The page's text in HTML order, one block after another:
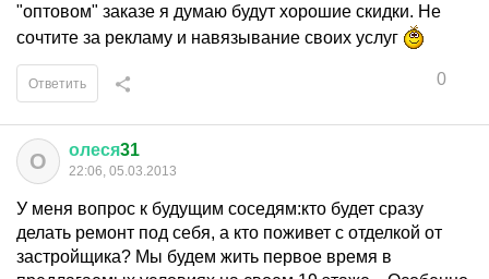
"оптовом" заказе я думаю будут хорошие скидки. Не
сочтите за рекламу и навязывание своих услуг
0
Ответить
О олеся31
22:06, 05.03.2013
У меня вопрос к будущим соседям:кто будет сразу
делать ремонт под себя, а кто поживет с отделкой от
застройщика? Мы будем жить первое время в